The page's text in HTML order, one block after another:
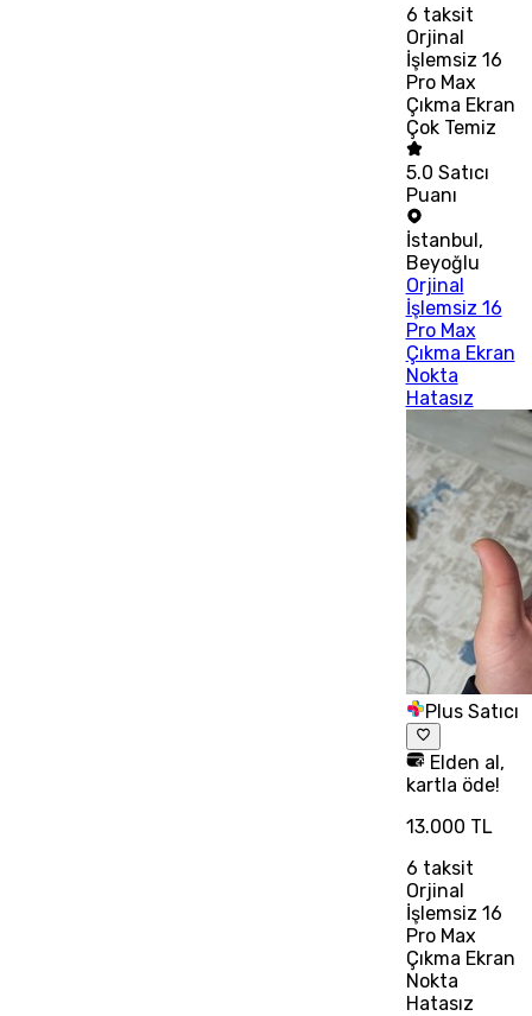
6 taksit
Orjinal
İşlemsiz 16
Pro Max
Çıkma Ekran
Çok Temiz
5.0 Satıcı
Puanı
İstanbul ,
Beyoğlu
Orjinal
İşlemsiz 16
Pro Max
Çıkma Ekran
Nokta
Hatasız
Plus Satıcı
Elden al,
kartla öde!
13.000 TL
6 taksit
Orjinal
İşlemsiz 16
Pro Max
Çıkma Ekran
Nokta
Hatasız